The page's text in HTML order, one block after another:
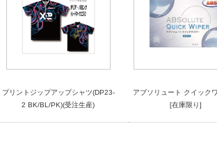
プリントジップアップシャツ(DP23-
2 BK/BL/PK)(受注生産)
アブソリュート クイック
[在庫限り]